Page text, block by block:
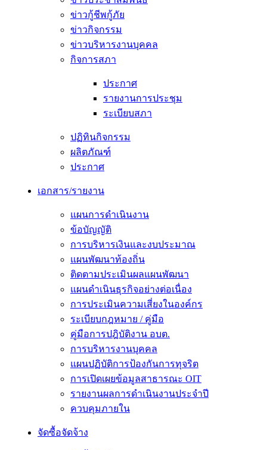
ข่าวกู้ชีพกู้ภัย
ข่าวกิจกรรม
ข่าวบริหารงานบุคคล
กิจการสภา
ประกาศ
รายงานการประชุม
ระเบียบสภา
ปฏิทินกิจกรรม
ผลิตภัณฑ์
ประกาศ
เอกสาร/รายงาน
แผนการดำเนินงาน
ข้อบัญญัติ
การบริหารเงินและงบประมาณ
แผนพัฒนาท้องถิ่น
ติดตามประเมินผลแผนพัฒนา
แผนดำเนินธุรกิจอย่างต่อเนื่อง
การประเมินความเสี่ยงในองค์กร
ระเบียบกฎหมาย / คู่มือ
คู่มือการปฎิบัติงาน อบต.
การบริหารงานบุคคล
แผนปฏิบัติการป้องกันการทุจริต
การเปิดเผยข้อมูลสาธารณะ OIT
รายงานผลการดำเนินงานประจำปี
ควบคุมภายใน
จัดซื้อจัดจ้าง